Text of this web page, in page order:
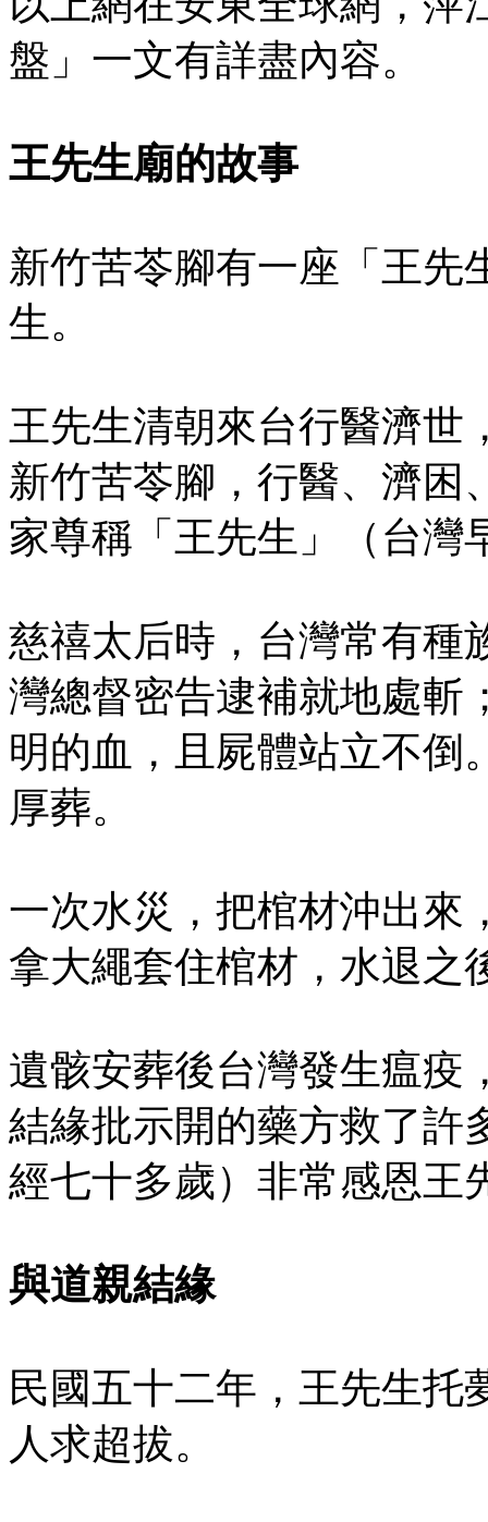
盤」一文有詳盡內容。
王先生廟的故事
新竹苦苓腳有一座「王先
生。
王先生清朝來台行醫濟世
新竹苦苓腳，行醫、濟困
家尊稱「王先生」（台灣
慈禧太后時，台灣常有種
灣總督密告逮補就地處斬
明的血，且屍體站立不倒
厚葬。
一次水災，把棺材沖出來
拿大繩套住棺材，水退之
遺骸安葬後台灣發生瘟疫
結緣批示開的藥方救了許
經七十多歲）非常感恩王
與道親結緣
民國五十二年，王先生托
人求超拔。